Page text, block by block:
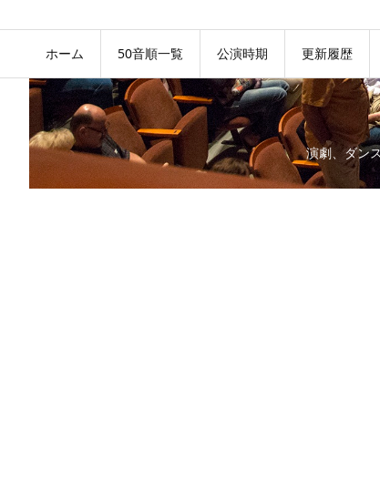
ホーム 50音順一覧 公演時期 更新履歴
演劇、ダン